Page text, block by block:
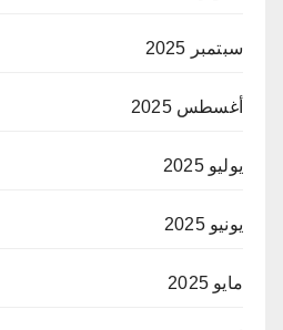
سبتمبر 2025
أغسطس 2025
يوليو 2025
يونيو 2025
مايو 2025